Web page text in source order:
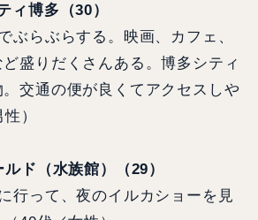
ィ博多（30）
ぶらぶらする。映画、カフェ、
盛りだくさんある。博多シティ
交通の便が良くてアクセスしや
）
ド（水族館）（29）
行って、夜のイルカショーを見